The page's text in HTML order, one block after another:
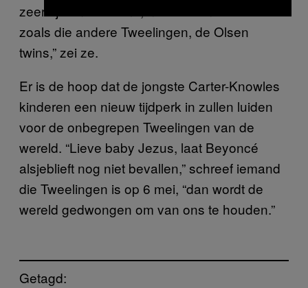
zeer rijk en beroemd, net als hun ouders – of
zoals die andere Tweelingen, de Olsen
twins,” zei ze.
Er is de hoop dat de jongste Carter-Knowles
kinderen een nieuw tijdperk in zullen luiden
voor de onbegrepen Tweelingen van de
wereld. “Lieve baby Jezus, laat Beyoncé
alsjeblieft nog niet bevallen,” schreef iemand
die Tweelingen is op 6 mei, “dan wordt de
wereld gedwongen om van ons te houden.”
Getagd: